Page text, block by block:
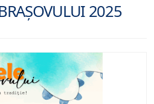
2025